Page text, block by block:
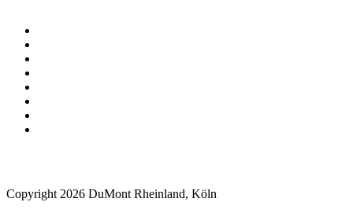
Copyright 2026 DuMont Rheinland, Köln